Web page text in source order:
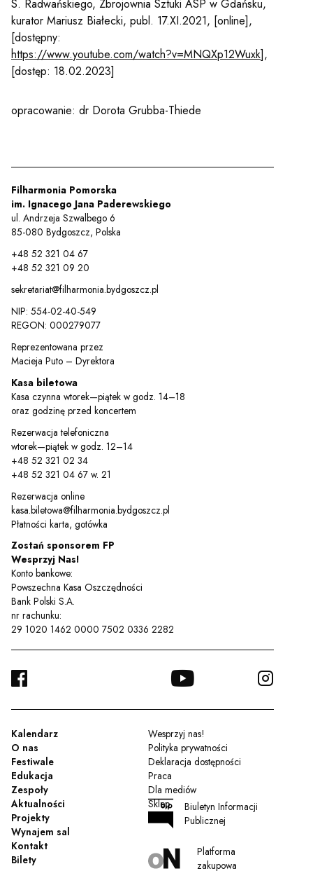
S. Radwańskiego, Zbrojownia Sztuki ASP w Gdańsku,
kurator Mariusz Białecki, publ. 17.XI.2021, [online],
[dostępny:
https://www.youtube.com/watch?v=MNQXp12Wuxk],
[dostęp: 18.02.2023]
opracowanie: dr Dorota Grubba-Thiede
Filharmonia Pomorska
im. Ignacego Jana Paderewskiego
ul. Andrzeja Szwalbego 6
85-080 Bydgoszcz, Polska
+48 52 321 04 67
+48 52 321 09 20
sekretariat@filharmonia.bydgoszcz.pl
NIP: 554-02-40-549
REGON: 000279077
Reprezentowana przez
Macieja Puto – Dyrektora
Kasa biletowa
Kasa czynna wtorek—piątek w godz. 14–18
oraz godzinę przed koncertem
Rezerwacja telefoniczna
wtorek—piątek w godz. 12–14
+48 52 321 02 34
+48 52 321 04 67 w. 21
Rezerwacja online
kasa.biletowa@filharmonia.bydgoszcz.pl
Płatności karta, gotówka
Zostań sponsorem FP
Wesprzyj Nas!
Konto bankowe:
Powszechna Kasa Oszczędności
Bank Polski S.A.
nr rachunku:
29 1020 1462 0000 7502 0336 2282
FACEBOOK YOUTUBE
Kalendarz
O nas
Festiwale
Edukacja
Zespoły
Aktualności
Projekty
Wynajem sal
Kontakt
Bilety
Wesprzyj nas!
Polityka prywatności
Deklaracja dostępności
Praca
Dla mediów
Sklep
Biuletyn Informacji
Publicznej
Platforma
zakupowa